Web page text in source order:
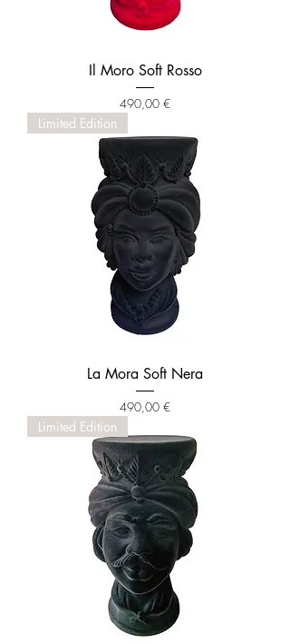
Il Moro Soft Rosso
Prezzo
490,00 €
Limited Edition
La Mora Soft Nera
Prezzo
490,00 €
Limited Edition